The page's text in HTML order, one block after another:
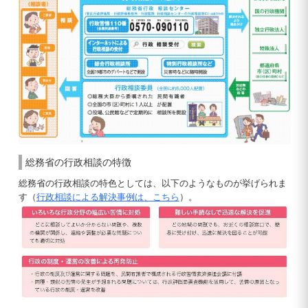
総務省の行政相談の特徴
総務省の行政相談の特色としては、以下のようなものが挙げられま
す（行政相談による解決事例は、こちら ）。